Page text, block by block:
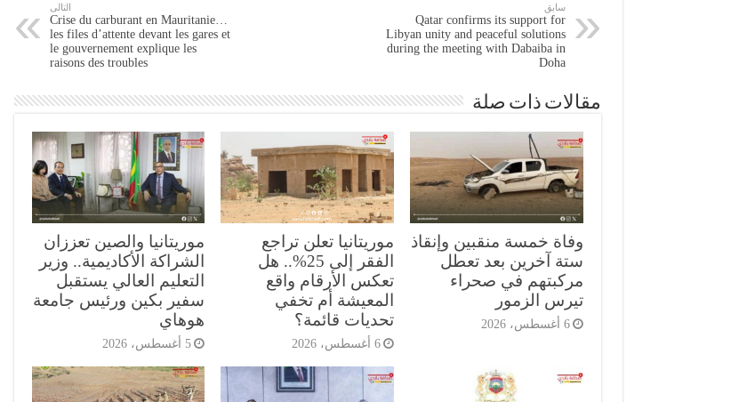
سابق
Qatar confirms its support for
Libyan unity and peaceful solutions
during the meeting with Dabaiba in
Doha
التالى
Crise du carburant en Mauritanie…
les files d’attente devant les gares et
le gouvernement explique les
raisons des troubles
مقالات ذات صلة
وفاة خمسة منقبين وإنقاذ
ستة آخرين بعد تعطل
مركبتهم في صحراء
تيرس الزمور
6 أغسطس، 2026
موريتانيا تعلن تراجع
الفقر إلى 25%.. هل
تعكس الأرقام واقع
المعيشة أم تخفي
تحديات قائمة؟
6 أغسطس، 2026
موريتانيا والصين تعززان
الشراكة الأكاديمية.. وزير
التعليم العالي يستقبل
سفير بكين ورئيس جامعة
هوهاي
5 أغسطس، 2026